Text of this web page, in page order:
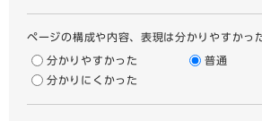
ページの構成や内容、表現は分かりやすかっ
分かりやすかった
普通
分かりにくかった